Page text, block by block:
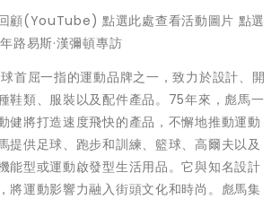
顧(YouTube) 點選此處查看活動圖片 點選
路易斯·漢彌頓專訪
首屈一指的運動品牌之一，致力於設計、開
鞋類、服裝以及配件產品。75年來，彪馬一
健將打造速度飛快的產品，不懈地推動運動
提供足球、跑步和訓練、籃球、高爾夫以及
能型或運動啟發型生活用品。它與知名設計
將運動影響力融入街頭文化和時尚。彪馬集